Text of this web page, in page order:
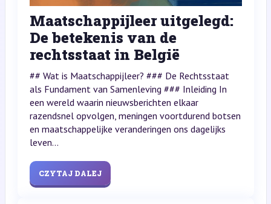
Maatschappijleer uitgelegd:
De betekenis van de
rechtsstaat in België
## Wat is Maatschappijleer? ### De Rechtsstaat
als Fundament van Samenleving ### Inleiding In
een wereld waarin nieuwsberichten elkaar
razendsnel opvolgen, meningen voortdurend botsen
en maatschappelijke veranderingen ons dagelijks
leven...
CZYTAJ DALEJ